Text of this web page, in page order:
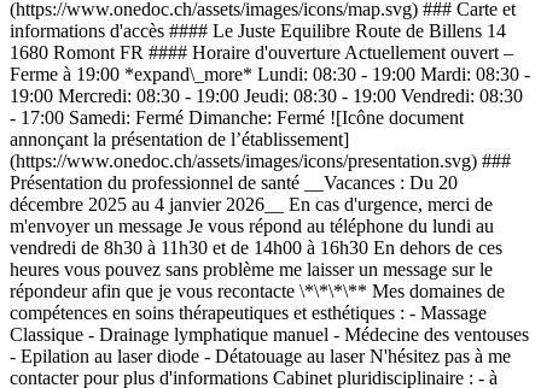
(https://www.onedoc.ch/assets/images/icons/map.svg) ### Carte et
informations d'accès #### Le Juste Equilibre Route de Billens 14
1680 Romont FR #### Horaire d'ouverture Actuellement ouvert –
Ferme à 19:00 *expand\_more* Lundi: 08:30 - 19:00 Mardi: 08:30 -
19:00 Mercredi: 08:30 - 19:00 Jeudi: 08:30 - 19:00 Vendredi: 08:30
- 17:00 Samedi: Fermé Dimanche: Fermé ![Icône document
annonçant la présentation de l’établissement]
(https://www.onedoc.ch/assets/images/icons/presentation.svg) ###
Présentation du professionnel de santé __Vacances : Du 20
décembre 2025 au 4 janvier 2026__ En cas d'urgence, merci de
m'envoyer un message Je vous répond au téléphone du lundi au
vendredi de 8h30 à 11h30 et de 14h00 à 16h30 En dehors de ces
heures vous pouvez sans problème me laisser un message sur le
répondeur afin que je vous recontacte \*\*\*\** Mes domaines de
compétences en soins thérapeutiques et esthétiques : - Massage
Classique - Drainage lymphatique manuel - Médecine des ventouses
- Epilation au laser diode - Détatouage au laser N'hésitez pas à me
contacter pour plus d'informations Cabinet pluridisciplinaire : - à